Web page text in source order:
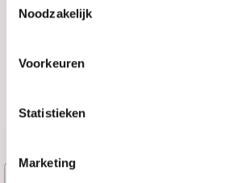
Noodzakelijk
Voorkeuren
Statistieken
Marketing
Coconut Oil
€10,99
Naam